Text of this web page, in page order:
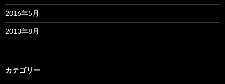
2016年5月
2013年8月
カテゴリー